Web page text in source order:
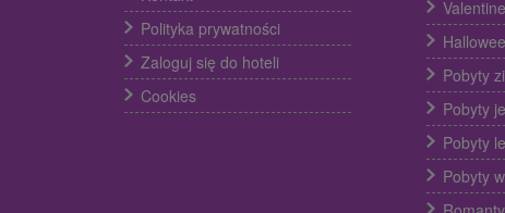
Polityka prywatności
Zaloguj się do hoteli
Cookies
Pobyty
Pobyty
Pobyty
Pobyty